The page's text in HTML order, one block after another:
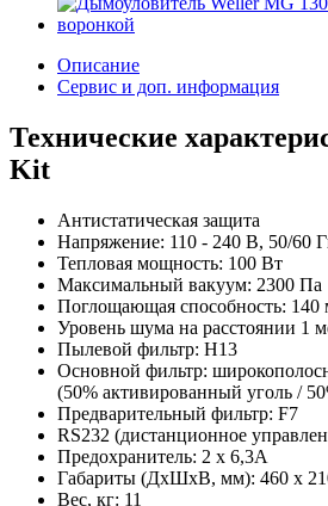
Описание
Сервис и доп. информация
Технические
Kit
Антистатическая защита
Напряжение: 110 - 240 В, 50/60
Тепловая мощность: 100 Вт
Максимальный вакуум: 2300 Па
Поглощающая способность: 140
Уровень шума на расстоянии 1
Пылевой фильтр: H13
Основной фильтр:
(50% активированный уголь /
Предварительный фильтр: F7
RS232 (дистанционное
Предохранитель: 2 x 6,3A
Габариты (ДхШхВ, мм): 460 x
Вес, кг: 11